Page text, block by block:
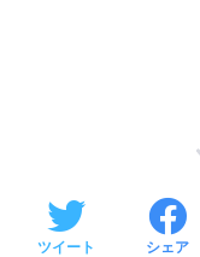
ツイート シェア